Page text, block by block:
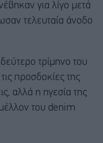
για λίγο μετά
τελευταία άνοδο
τρίμηνο του
προσδοκίες της
αλλά η ηγεσία της
του denim